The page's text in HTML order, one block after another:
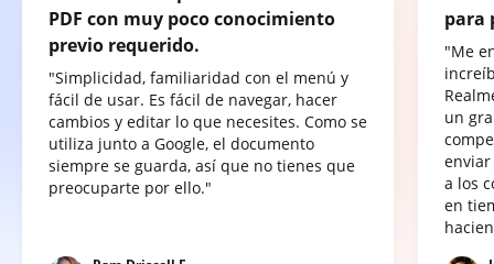
PDF con muy poco conocimiento
previo requerido.
"Simplicidad, familiaridad con el menú y
fácil de usar. Es fácil de navegar, hacer
cambios y editar lo que necesites. Como se
utiliza junto a Google, el documento
siempre se guarda, así que no tienes que
preocuparte por ello."
para
"Me
un
a los
en